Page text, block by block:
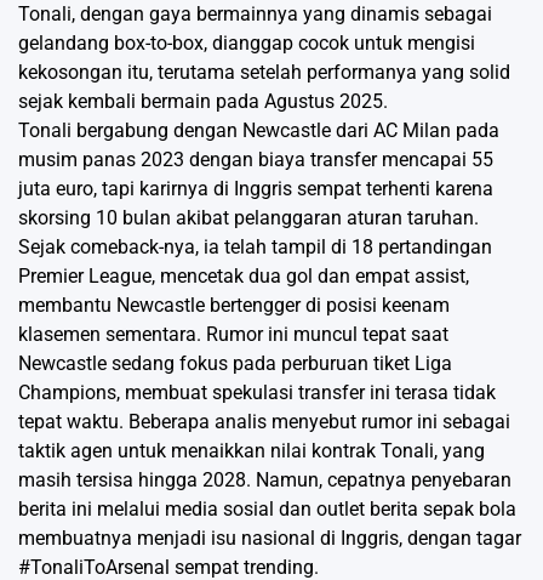
Tonali, dengan gaya bermainnya yang dinamis sebagai
gelandang box-to-box, dianggap cocok untuk mengisi
kekosongan itu, terutama setelah performanya yang solid
sejak kembali bermain pada Agustus 2025.
Tonali bergabung dengan Newcastle dari AC Milan pada
musim panas 2023 dengan biaya transfer mencapai 55
juta euro, tapi karirnya di Inggris sempat terhenti karena
skorsing 10 bulan akibat pelanggaran aturan taruhan.
Sejak comeback-nya, ia telah tampil di 18 pertandingan
Premier League, mencetak dua gol dan empat assist,
membantu Newcastle bertengger di posisi keenam
klasemen sementara. Rumor ini muncul tepat saat
Newcastle sedang fokus pada perburuan tiket Liga
Champions, membuat spekulasi transfer ini terasa tidak
tepat waktu. Beberapa analis menyebut rumor ini sebagai
taktik agen untuk menaikkan nilai kontrak Tonali, yang
masih tersisa hingga 2028. Namun, cepatnya penyebaran
berita ini melalui media sosial dan outlet berita sepak bola
membuatnya menjadi isu nasional di Inggris, dengan tagar
#TonaliToArsenal sempat trending.